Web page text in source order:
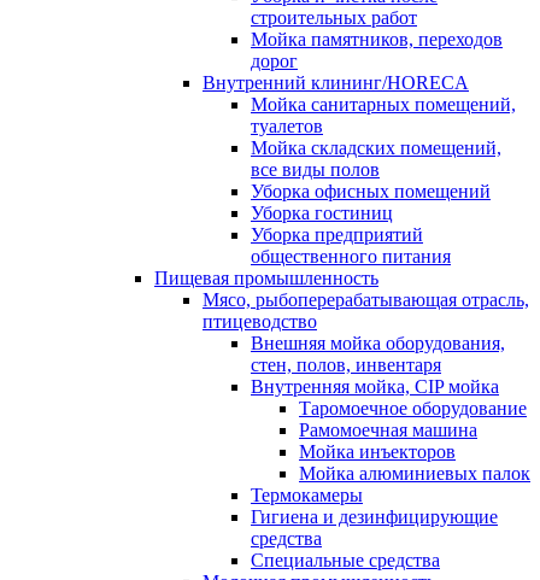
строительных работ
Мойка памятников, переходов
дорог
Внутренний клининг/HORECA
Мойка санитарных помещений,
туалетов
Мойка складских помещений,
все виды полов
Уборка офисных помещений
Уборка гостиниц
Уборка предприятий
общественного питания
Пищевая промышленность
Мясо, рыбоперерабатывающая отрасль,
птицеводство
Внешняя мойка оборудования,
стен, полов, инвентаря
Внутренняя мойка, CIP мойка
Таромоечное оборудование
Рамомоечная машина
Мойка инъекторов
Мойка алюминиевых палок
Термокамеры
Гигиена и дезинфицирующие
средства
Специальные средства